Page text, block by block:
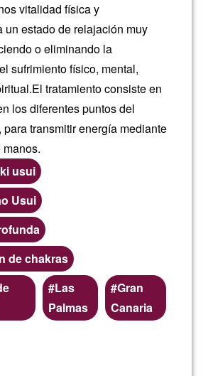
vitalidad física y
un estado de relajación muy
o eliminando la
sufrimiento físico, mental,
tratamiento consiste en
los diferentes puntos del
para transmitir energía mediante
usui
Usui
de chakras
Las
Palmas
Gran
Canaria